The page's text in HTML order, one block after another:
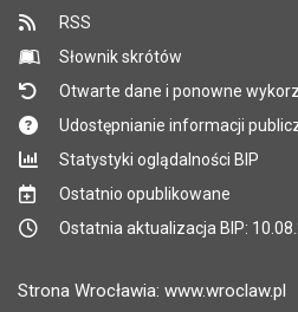
RSS
Słownik skrótów
Otwarte dane i ponowne
Udostępnianie informacji
Statystyki oglądalności BIP
Ostatnio opublikowane
Ostatnia aktualizacja BIP:
Strona Wrocławia: www.wroclaw.pl